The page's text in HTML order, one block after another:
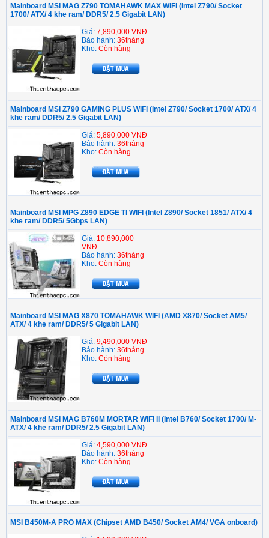
Mainboard MSI MAG Z790 TOMAHAWK MAX WIFI (Intel Z790/ Socket
1700/ ATX/ 4 khe ram/ DDR5/ 2.5 Gigabit LAN)
Giá: 7,890,000 VNĐ
Bảo hành: 36tháng
Kho: Còn hàng
Mainboard MSI Z790 GAMING PLUS WIFI (Intel Z790/ Socket 1700/ ATX/ 4
khe ram/ DDR5/ 2.5 Gigabit LAN)
Giá: 5,890,000 VNĐ
Bảo hành: 36tháng
Kho: Còn hàng
Mainboard MSI MPG Z890 EDGE TI WIFI (Intel Z890/ Socket 1851/ ATX/ 4
khe ram/ DDR5/ 5Gbps LAN)
Giá: 10,890,000
VNĐ
Bảo hành: 36tháng
Kho: Còn hàng
Mainboard MSI MAG X870 TOMAHAWK WIFI (AMD X870/ Socket AM5/
ATX/ 4 khe ram/ DDR5/ 5 Gigabit LAN)
Giá: 9,490,000 VNĐ
Bảo hành: 36tháng
Kho: Còn hàng
Mainboard MSI MAG B760M MORTAR WIFI II (Intel B760/ Socket 1700/ M-
ATX/ 4 khe ram/ DDR5/ 2.5 Gigabit LAN)
Giá: 4,590,000 VNĐ
Bảo hành: 36tháng
Kho: Còn hàng
MSI B450M-A PRO MAX (Chipset AMD B450/ Socket AM4/ VGA onboard)